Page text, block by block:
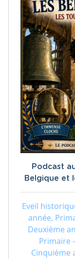
Podcast
Belgique et
Eveil
année,
Deuxième
Primaire
Cinquième